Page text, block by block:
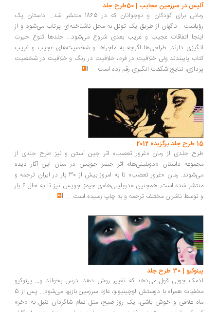
آلیس در سرزمین عجایب | 50طرح جلد
رمانی برای کودکان و نوجوانان که در 1865 منتشر شد... داستان یک
رؤیاست... ناگهان از طریق یک تونل به محل ناشناخته‌ای پرتاب می‌شود و از
اینجا اتفاقات عجیب و غریب بعدی شروع می‌شود... جلدها تنوع حیرت
انگیزی دارند. طراحی‌ها اگرچه به ماجراها و شخصیت‌های عجیب و غریب
کتاب پایبندند ولی خلاقیت در فرم، خلاقیت در رنگ و خلاقیت در شخصیت
پردازی، نتایج شگفت انگیزی رقم زده است. ...
15 طرح جلد برگزیده 2012
طرح جلدی از رمان «غرور تعصب» اثر جین آستن و نیز طرح جلدی از
مجموعه داستان «دوبلینی‌ها» اثر جیمز جویس در میان این آثار دیده
می‌شوند. رمان «غرور تعصب» تا به امروز بیش از 30 بار در ایران ترجمه و
منتشر شده است. همچنین «دوبلینی‌ها»ی جیمز جویس نیز تا به حال 6 بار
و توسط ناشران مختلف ترجمه و به چاپ رسیده است. ...
پینوکیو | 30 طرح جلد
آدمک چوبی قول می‌دهد که تغییر روش دهد، درس بخواند و... پینوکیو
مخفیانه همراه با دوستش لوچینیولو، عازم سرزمین بازیها می‌شود... پس از 5
ماه علافی و خوش باشی، یک روز صبح، مثل تمام شاگردان تنبل به «خر»